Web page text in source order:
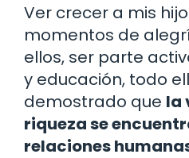
Ver crecer a mis
momentos de
ellos, ser parte
y educación, todo
demostrado que la
riqueza se
relaciones